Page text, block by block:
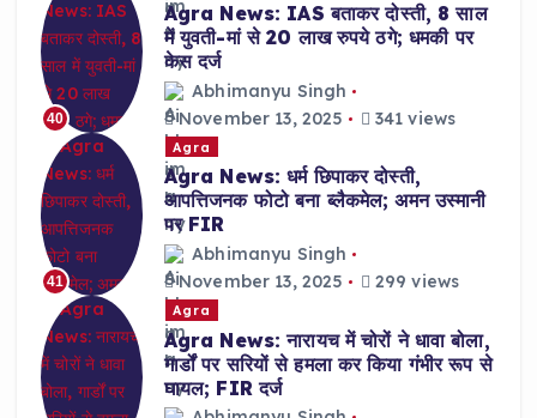
40
Agra News: IAS बताकर दोस्ती, 8 साल
में युवती-मां से 20 लाख रुपये ठगे; धमकी पर
केस दर्ज
Abhimanyu Singh
November 13, 2025
341 views
41
Agra
Agra News: धर्म छिपाकर दोस्ती,
आपत्तिजनक फोटो बना ब्लैकमेल; अमन उस्मानी
पर FIR
Abhimanyu Singh
November 13, 2025
299 views
Agra
Agra News: नारायच में चोरों ने धावा बोला,
गार्डों पर सरियों से हमला कर किया गंभीर रूप से
घायल; FIR दर्ज